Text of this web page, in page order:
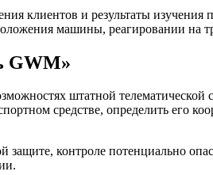
клиентов и результаты
машины, реагировании
GWM»
штатной
средстве, определить его
защите, контроле потенциально